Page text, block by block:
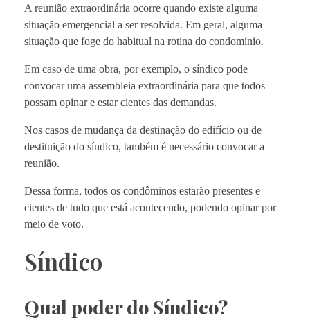
A reunião extraordinária ocorre quando existe alguma
situação emergencial a ser resolvida. Em geral, alguma
situação que foge do habitual na rotina do condomínio.
Em caso de uma obra, por exemplo, o síndico pode
convocar uma assembleia extraordinária para que todos
possam opinar e estar cientes das demandas.
Nos casos de mudança da destinação do edifício ou de
destituição do síndico, também é necessário convocar a
reunião.
Dessa forma, todos os condôminos estarão presentes e
cientes de tudo que está acontecendo, podendo opinar por
meio de voto.
Síndico
Qual poder do Síndico?